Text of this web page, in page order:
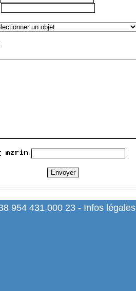
954 431 000 23 - Infos légales